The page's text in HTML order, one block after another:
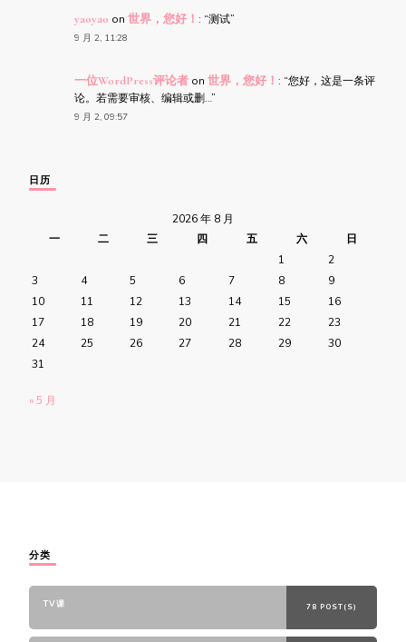
yaoyao on 世界，您好！ : “测试”
9 月 2, 11:28
一位WordPress评论者 on 世界，您好！ : “您好，这是一条评
论。若需要审核、编辑或删…”
9 月 2, 09:57
日历
2026 年 8 月
一
二 三 四 五 六
日
1
2
3
4 5 6 7 8
9
10
11 12 13 14 15
16
17
18 19 20 21 22
23
24
25 26 27 28 29
30
31
« 5 月
分类
TV课 78 POST(S)